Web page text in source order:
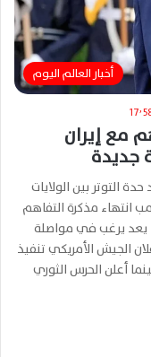
أخبار العالم اليوم
مع إيران
جديدة
التوتر بين الولايات
انتهاء مذكرة التفاهم
يعد يرغب في مواصلة
الجيش الأمريكي تنفيذ
إيران، بينما أعلن الحرس الثوري